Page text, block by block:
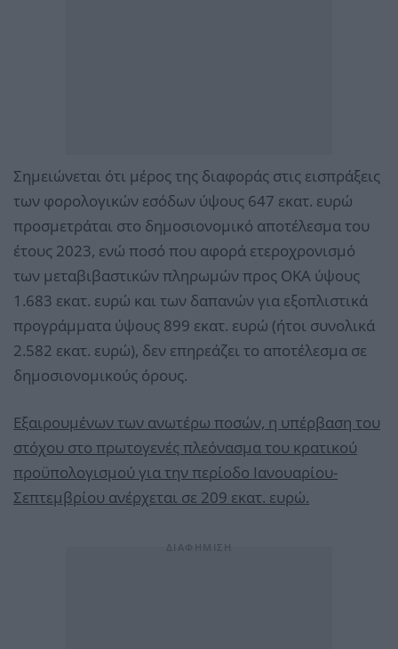
Σημειώνεται ότι μέρος της διαφοράς στις εισπράξεις
των φορολογικών εσόδων ύψους 647 εκατ. ευρώ
προσμετράται στο δημοσιονομικό αποτέλεσμα του
έτους 2023, ενώ ποσό που αφορά ετεροχρονισμό
των μεταβιβαστικών πληρωμών προς ΟΚΑ ύψους
1.683 εκατ. ευρώ και των δαπανών για εξοπλιστικά
προγράμματα ύψους 899 εκατ. ευρώ (ήτοι συνολικά
2.582 εκατ. ευρώ), δεν επηρεάζει το αποτέλεσμα σε
δημοσιονομικούς όρους.
Εξαιρουμένων των ανωτέρω ποσών, η υπέρβαση του
στόχου στο πρωτογενές πλεόνασμα του κρατικού
προϋπολογισμού για την περίοδο Ιανουαρίου-
Σεπτεμβρίου ανέρχεται σε 209 εκατ. ευρώ.